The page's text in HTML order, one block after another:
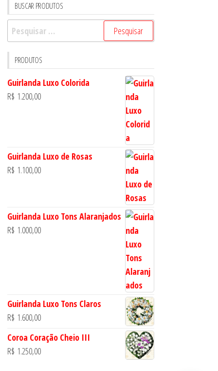
BUSCAR PRODUTOS
Pesquisar
por:
PRODUTOS
Guirlanda Luxo Colorida
R$ 1.200,00
Guirlanda Luxo de Rosas
R$ 1.100,00
Guirlanda Luxo Tons Alaranjados
R$ 1.000,00
Guirlanda Luxo Tons Claros
R$ 1.600,00
Coroa Coração Cheio III
R$ 1.250,00